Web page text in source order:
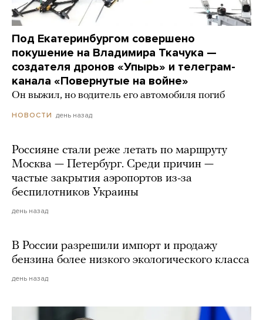
Под Екатеринбургом совершено
покушение на Владимира Ткачука —
создателя дронов «Упырь» и телеграм-
канала «Повернутые на войне»
Он выжил, но водитель его автомобиля погиб
НОВОСТИ день назад
Россияне стали реже летать по маршруту
Москва — Петербург. Среди причин —
частые закрытия аэропортов из-за
беспилотников Украины
день назад
В России разрешили импорт и продажу
бензина более низкого экологического класса
день назад